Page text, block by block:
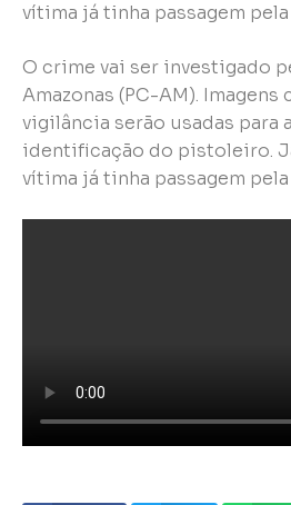
vítima já tinha passagem
O crime vai ser investigado
Amazonas (PC-AM). Imagens
vigilância serão usadas para
identificação do pistoleiro.
vítima já tinha passagem